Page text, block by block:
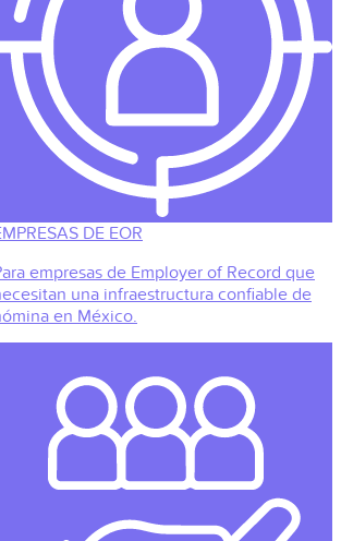
DE EOR
empresas de Employer of Record que
una infraestructura confiable de
en México.